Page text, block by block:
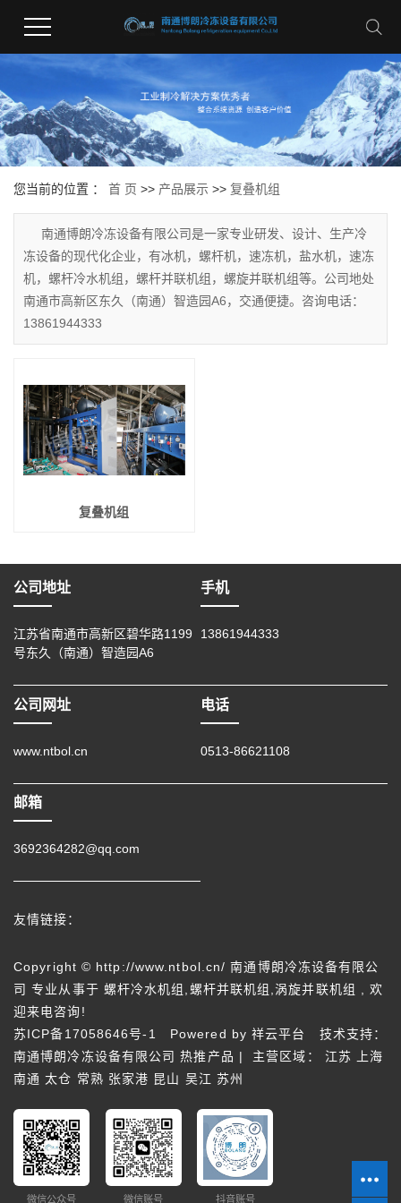
您当前的位置 ： 首 页 >> 产品展示 >> 复叠机组
南通博朗冷冻设备有限公司是一家专业研发、设计、生产冷
冻设备的现代化企业，有冰机，螺杆机，速冻机，盐水机，速冻
机，螺杆冷水机组，螺杆并联机组，螺旋并联机组等。公司地处
南通市高新区东久（南通）智造园A6，交通便捷。咨询电话：
13861944333
复叠机组
公司地址
江苏省南通市高新区碧华路1199
号东久（南通）智造园A6
手机
13861944333
公司网址
www.ntbol.cn
电话
0513-86621108
邮箱
3692364282@qq.com
友情链接：
Copyright © http://www.ntbol.cn/ 南通博朗冷冻设备有限公
司 专业从事于 螺杆冷水机组 ,螺杆并联机组 ,涡旋并联机组 , 欢
迎来电咨询!
苏ICP备17058646号-1
Powered by祥云平台
技术支持：
南通博朗冷冻设备有限公司热推产品 | 主营区域： 江苏
上海
南通 太仓 常熟 张家港 昆山 吴江 苏州
微信公众号 微信账号 抖音账号